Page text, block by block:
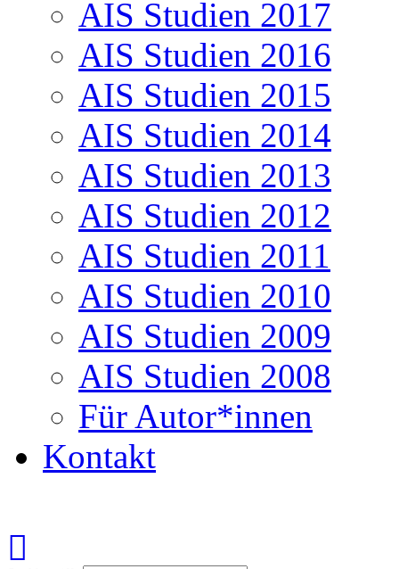
AIS Studien 2017
AIS Studien 2016
AIS Studien 2015
AIS Studien 2014
AIS Studien 2013
AIS Studien 2012
AIS Studien 2011
AIS Studien 2010
AIS Studien 2009
AIS Studien 2008
Für Autor*innen
Kontakt